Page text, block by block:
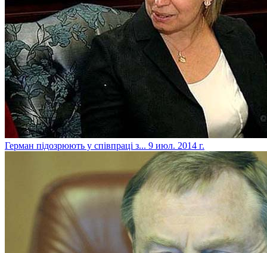
Герман підозрюють у співпраці з... 9 июл. 2014 г.